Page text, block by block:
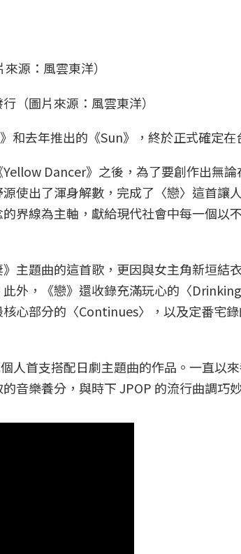
（圖片來源：風雲東洋）
和去年推出的《Sun》，終於正式確定在
Dancer》之後，為了要創作出無論
使出了渾身解數，完成了〈戀〉這首讓
界線為主軸，獻給現代社會中每一個以
主題曲的這首歌，更因與女主角新垣結
外，《戀》還收錄充滿玩心的〈
心部分的〈Continues〉，以及定番宅
人首支搭配日劇主題曲的作品。一直以
音樂養分，與時下 JPOP 的流行曲調巧